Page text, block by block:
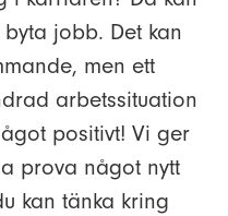
jobb. Det kan
men ett
arbetssituation
positivt! Vi ger
prova något nytt
kan tänka kring